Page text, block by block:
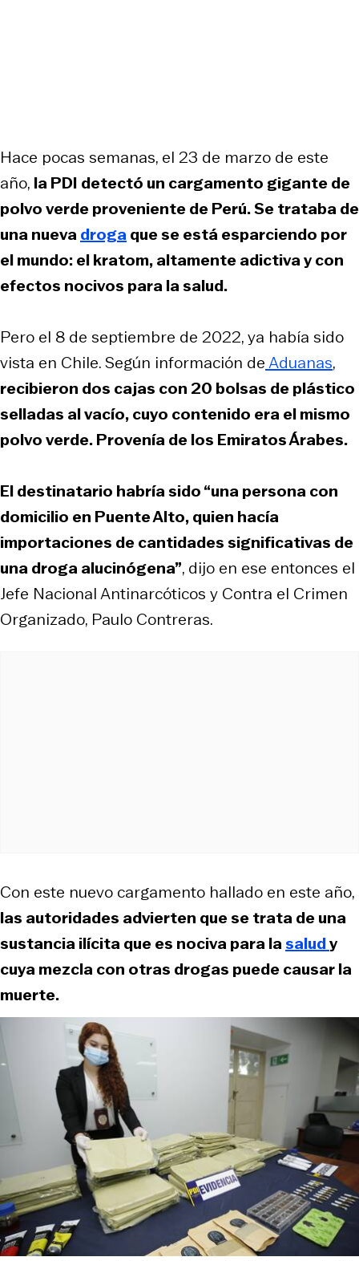
Hace pocas semanas, el 23 de marzo de este
año, la PDI detectó un cargamento gigante de
polvo verde proveniente de Perú. Se trataba de
una nuevadrogaque se está esparciendo por
el mundo: el kratom, altamente adictiva y con
efectos nocivos para la salud.
Pero el 8 de septiembre de 2022, ya había sido
vista en Chile. Según información deAduanas,
recibieron dos cajas con 20 bolsas de plástico
selladas al vacío, cuyo contenido era el mismo
polvo verde. Provenía de los Emiratos Árabes.
El destinatario habría sido “una persona con
domicilio en Puente Alto, quien hacía
importaciones de cantidades significativas de
una droga alucinógena”, dijo en ese entonces el
Jefe Nacional Antinarcóticos y Contra el Crimen
Organizado, Paulo Contreras.
Con este nuevo cargamento hallado en este año,
las autoridades advierten que se trata de una
sustancia ilícita que es nociva para lasaludy
cuya mezcla con otras drogas puede causar la
muerte.